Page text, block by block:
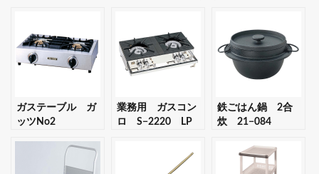
ガステーブル ガ
ッツNo2
フト・プレゼント
業務用 ガスコン
ロ S−2220 LP
鉄ごはん鍋 2合
炊 21−084
ント対応可】